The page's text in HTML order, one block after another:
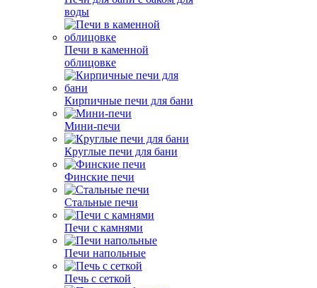
воды
Печи в каменной
облицовке
Кирпичные печи для бани
Мини-печи
Круглые печи для бани
Финские печи
Стальные печи
Печи с камнями
Печи напольные
Печь с сеткой